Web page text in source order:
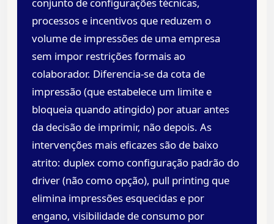
conjunto de configurações técnicas,
processos e incentivos que reduzem o
volume de impressões de uma empresa
sem impor restrições formais ao
colaborador. Diferencia-se da cota de
impressão (que estabelece um limite e
bloqueia quando atingido) por atuar antes
da decisão de imprimir, não depois. As
intervenções mais eficazes são de baixo
atrito: duplex como configuração padrão do
driver (não como opção), pull printing que
elimina impressões esquecidas e por
engano, visibilidade de consumo por